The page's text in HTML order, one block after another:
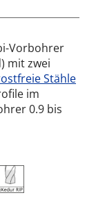
Vorbohrer
mit zwei
Stähle
im
0.9 bis